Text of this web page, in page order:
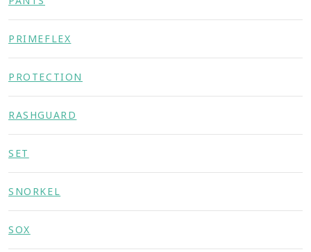
PRIMEFLEX
PROTECTION
RASHGUARD
SET
SNORKEL
SOX